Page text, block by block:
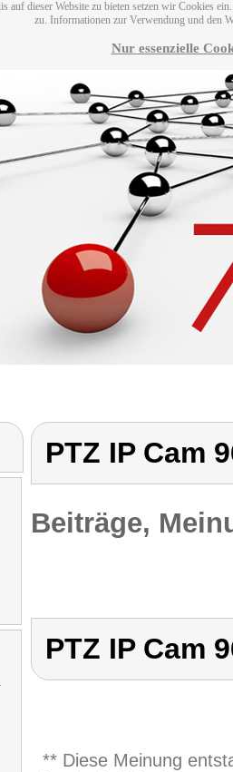
auf dieser Website zu bieten setzen wir Cookies
zu. Informationen zur Verwendung und den
Nur essenzielle
PTZ IP Cam
Beiträge,
PTZ IP Cam
** Diese Meinung